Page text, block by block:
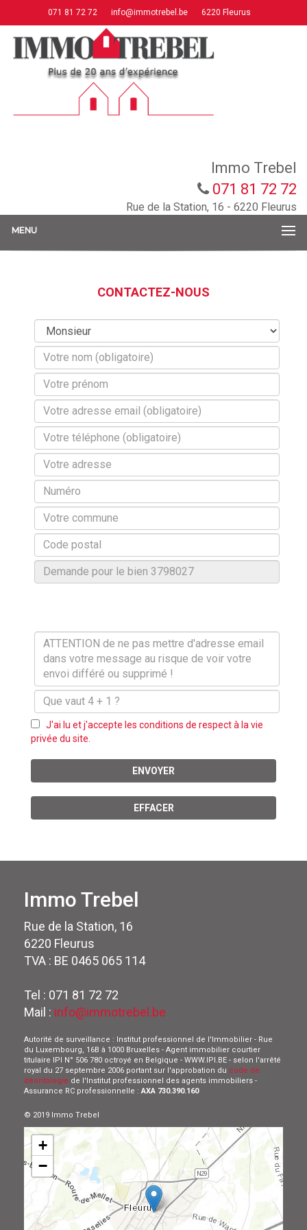
071 81 72 72 info@immotrebel.be 6220 Fleurus
Immo Trebel
071 81 72 72
Rue de la Station, 16 - 6220 Fleurus
MENU
CONTACTEZ-NOUS
J'ai lu et j'accepte les conditions de respect à la vie
privée du site.
ENVOYER
EFFACER
Immo Trebel
Rue de la Station, 16
6220 Fleurus
TVA : BE 0465 065 114
Tel : 071 81 72 72
Mail : info@immotrebel.be
Autorité de surveillance : Institut professionnel de l'Immobilier - Rue
du Luxembourg, 16B à 1000 Bruxelles - Agent immobilier courtier
titulaire IPI N° 506 780 octroyé en Belgique - WWW.IPI.BE - selon l'arrêté
royal du 27 septembre 2006 portant sur l'approbation du code de
déontologie de l'Institut professionnel des agents immobiliers -
Assurance RC professionnelle :AXA 730.390.160
© 2019 Immo Trebel
+
−